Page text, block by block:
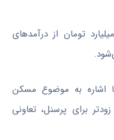
وی خاطرنشان کرد: ماهانه حدود ۳۰ میلیارد تومان از درآمدهای
اشاره به موضوع مسکن
برای پرسنل، تعاونی